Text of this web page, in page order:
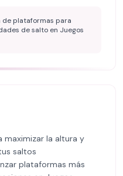
de plataformas para
de salto en Juegos
la altura y
saltos
plataformas más